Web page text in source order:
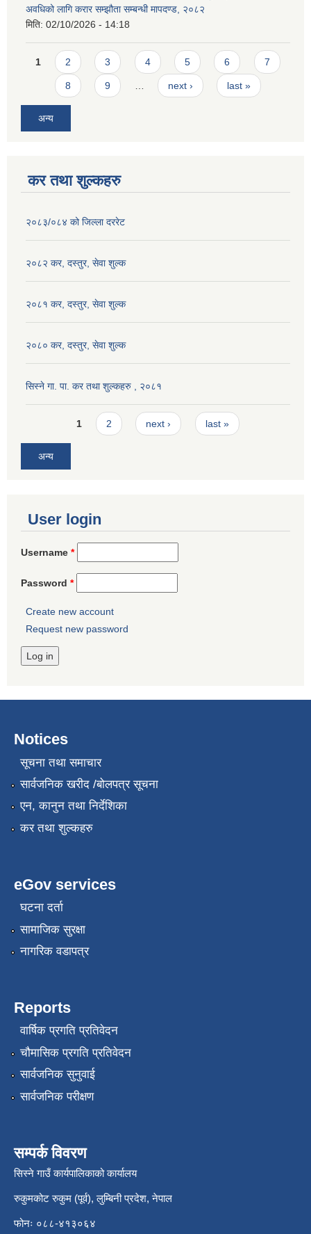
अवधिको लागि करार सम्झौता सम्बन्धी मापदण्ड, २०८२
मिति: 02/10/2026 - 14:18
Pages
1 2 3 4 5 6 7
8 9 … next › last »
अन्य
कर तथा शुल्कहरु
२०८३/०८४ को जिल्ला दररेट
२०८२ कर, दस्तुर, सेवा शुल्क
२०८१ कर, दस्तुर, सेवा शुल्क
२०८० कर, दस्तुर, सेवा शुल्क
सिस्ने गा. पा. कर तथा शुल्कहरु , २०८१
Pages1 2 next › last »
अन्य
User login
Username *
Password *
Create new account
Request new password
Notices
सूचना तथा समाचार
सार्वजनिक खरीद /बोलपत्र सूचना
एन, कानुन तथा निर्देशिका
कर तथा शुल्कहरु
eGov services
घटना दर्ता
सामाजिक सुरक्षा
नागरिक वडापत्र
Reports
वार्षिक प्रगति प्रतिवेदन
चौमासिक प्रगति प्रतिवेदन
सार्वजनिक सुनुवाई
सार्वजनिक परीक्षण
सम्पर्क विवरण
सिस्ने गाउँ कार्यपालिकाको कार्यालय
रुकुमकोट रुकुम (पूर्व), लुम्बिनी प्रदेश, नेपाल
फोनः ०८८-४१३०६४